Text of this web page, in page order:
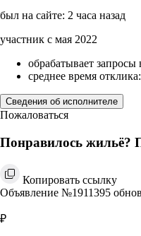
был на сайте: 2 часа назад
участник с мая 2022
обрабатывает запросы
среднее время
Сведения об исполнителе
Пожаловаться
Понравилось жильё?
Копировать ссылку
Объявление №1911395
₽